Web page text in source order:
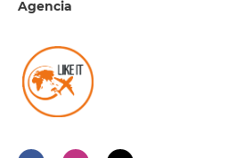
Agencia